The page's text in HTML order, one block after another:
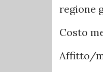
regione
Costo
Affitto/